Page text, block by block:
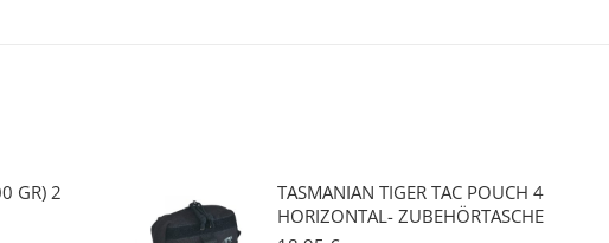
GR) 2
TASMANIAN TIGER TAC POUCH 4
HORIZONTAL- ZUBEHÖRTASCHE